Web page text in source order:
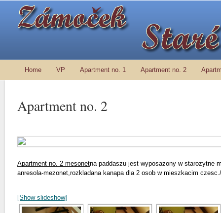
Home VP Apartment no. 1 Apartment no. 2
Apartment no. 2
Apartment no. 2 mesonetna paddaszu jest wyposazony w starozytne
anresola-mezonet,rozkladana kanapa dla 2 osob w mieszkacim
[Show slideshow]